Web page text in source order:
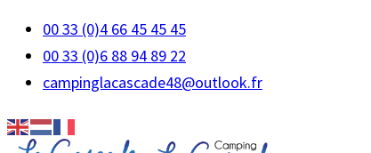
00 33 (0)4 66 45 45 45
00 33 (0)6 88 94 89 22
campinglacascade48@outlook.fr